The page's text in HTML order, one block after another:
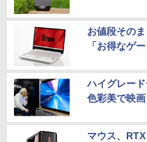
お値段その
「お得なゲ
ハイグレー
色彩美で映
マウス、